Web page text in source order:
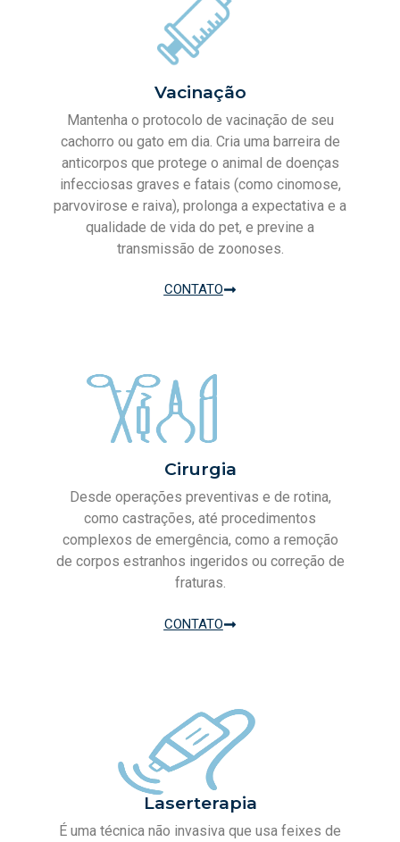
Vacinação
Mantenha o protocolo de vacinação de seu
cachorro ou gato em dia. Cria uma barreira de
anticorpos que protege o animal de doenças
infecciosas graves e fatais (como cinomose,
parvovirose e raiva), prolonga a expectativa e a
qualidade de vida do pet, e previne a
transmissão de zoonoses.
CONTATO
Cirurgia
Desde operações preventivas e de rotina,
como castrações, até procedimentos
complexos de emergência, como a remoção
de corpos estranhos ingeridos ou correção de
fraturas.
CONTATO
Laserterapia
É uma técnica não invasiva que usa feixes de